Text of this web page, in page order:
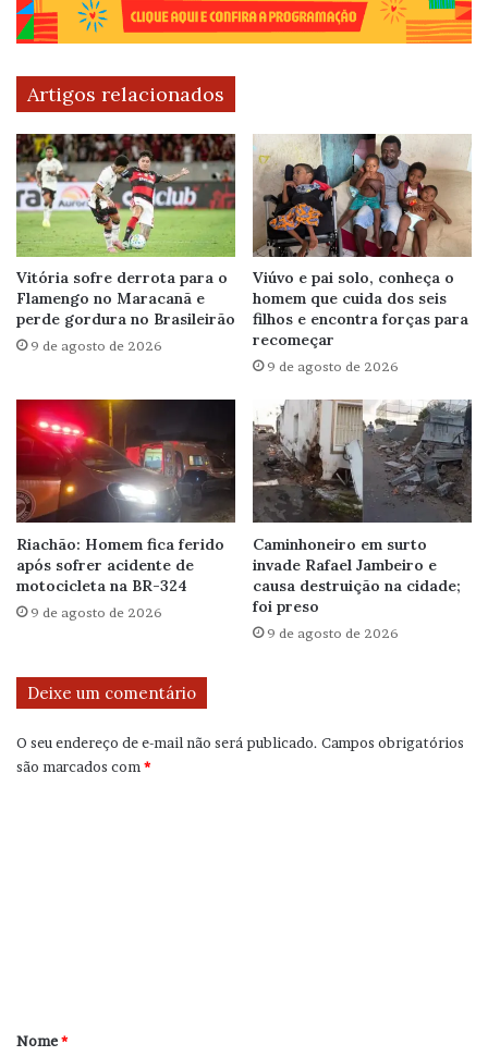
Artigos relacionados
Vitória sofre derrota para o
Flamengo no Maracanã e
perde gordura no Brasileirão
9 de agosto de 2026
Viúvo e pai solo, conheça o
homem que cuida dos seis
filhos e encontra forças para
recomeçar
9 de agosto de 2026
Riachão: Homem fica ferido
após sofrer acidente de
motocicleta na BR-324
9 de agosto de 2026
Caminhoneiro em surto
invade Rafael Jambeiro e
causa destruição na cidade;
foi preso
9 de agosto de 2026
Deixe um comentário
O seu endereço de e-mail não será publicado. Campos obrigatórios
são marcados com *
r
Nome*